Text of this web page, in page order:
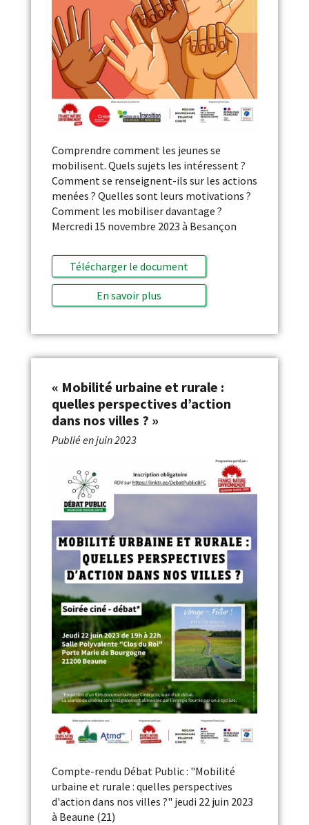
Comprendre comment les jeunes se
mobilisent. Quels sujets les intéressent ?
Comment se renseignent-ils sur les actions
menées ? Quelles sont leurs motivations ?
Comment les mobiliser davantage ?
Mercredi 15 novembre 2023 à Besançon
Télécharger le document
En savoir plus
« Mobilité urbaine et rurale :
quelles perspectives d’action
dans nos villes ? »
Publié enjuin 2023
Compte-rendu Débat Public : "Mobilité
urbaine et rurale : quelles perspectives
d'action dans nos villes ?" jeudi 22 juin 2023
à Beaune (21)